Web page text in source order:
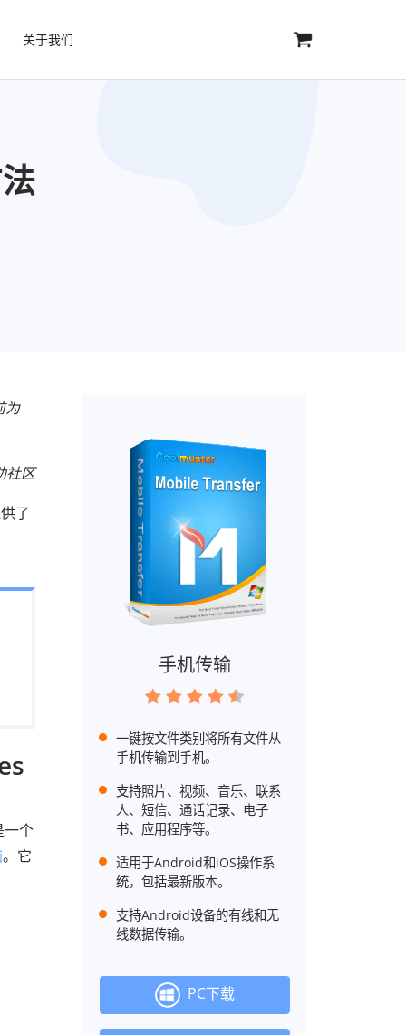
关于我们
为
社区
了
一个
。它
手机传输
一键按文件类别将所有文件从
手机传输到手机。
支持照片、视频、音乐、联系
人、短信、通话记录、电子
书、应用程序等。
适用于Android和iOS操作系
统，包括最新版本。
支持Android设备的有线和无
线数据传输。
PC下载